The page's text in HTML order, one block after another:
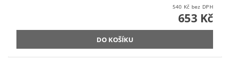
540 Kč bez DPH
653 Kč